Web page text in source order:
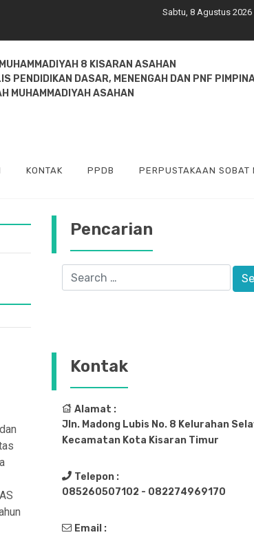
Sabtu, 8 Agustus 2026
8 KISARAN ASAHAN
PENDIDIKAN DASAR, MENENGAH DAN PNF
MUHAMMADIYAH ASAHAN
KONTAK PPDB PERPUSTAKAAN SOBAT
Pencarian
Kontak
Alamat :
Jln. Madong Lubis No. 8 Kelurahan
Kecamatan Kota Kisaran Timur
Telepon :
085260507102 - 082274969170
Email :